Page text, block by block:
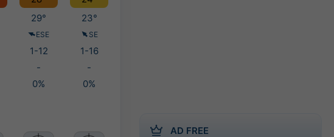
AD FREE
29° 23°
ESE SE
1-12
1-16
-
-
0% 0%